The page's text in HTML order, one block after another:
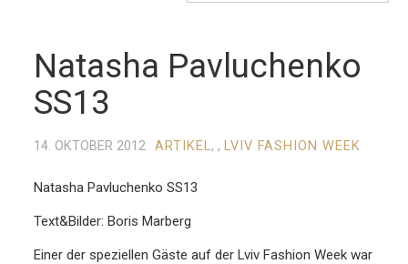
AUSSTELLUNGEN
Natasha Pavluchenko
SS13
14. OKTOBER 2012 ARTIKEL, , LVIV FASHION WEEK
Natasha Pavluchenko SS13
Text&Bilder: Boris Marberg
Einer der speziellen Gäste auf der Lviv Fashion Week war